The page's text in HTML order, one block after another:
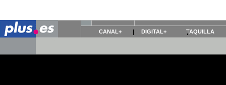
CANAL+ DIGITAL+ TAQUILLA